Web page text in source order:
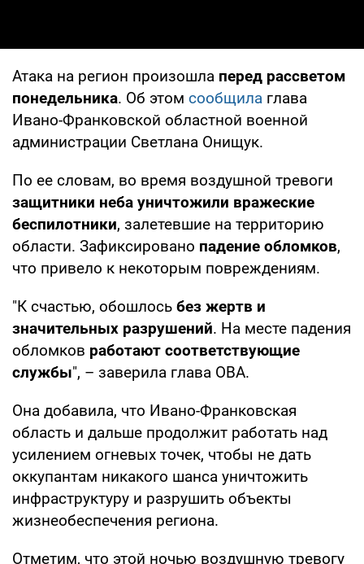
Атака на регион произошла перед рассветом
понедельника. Об этом сообщила глава
Ивано-Франковской областной военной
администрации Светлана Онищук.
По ее словам, во время воздушной тревоги
защитники неба уничтожили вражеские
беспилотники, залетевшие на территорию
области. Зафиксировано падение обломков,
что привело к некоторым повреждениям.
"К счастью, обошлось без жертв и
значительных разрушений. На месте падения
обломков работают соответствующие
службы", – заверила глава ОВА.
Она добавила, что Ивано-Франковская
область и дальше продолжит работать над
усилением огневых точек, чтобы не дать
оккупантам никакого шанса уничтожить
инфраструктуру и разрушить объекты
жизнеобеспечения региона.
Отметим, что этой ночью воздушную тревогу